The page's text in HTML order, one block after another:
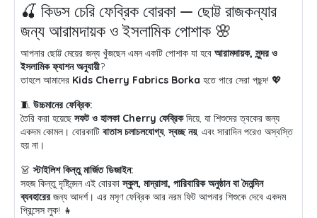
🍒 কিডস চেরি ফেব্রিক বোরকা — ছোট্ট রাজকন্যার
জন্য আরামদায়ক ও ইসলামিক পোশাক 🌸
আপনার ছোট্ট মেয়ের জন্য খুঁজছেন এমন একটি পোশাক যা হবে আরামদায়ক, সুন্দর ও
ইসলামিক ফ্যাশন অনুযায়ী?
তাহলে আমাদের Kids Cherry Fabrics Borka হতে পারে সেরা পছন্দ! 💖
🧵 উচ্চমানের ফেব্রিক:
তৈরি করা হয়েছে সফট ও হালকা Cherry ফেব্রিকদিয়ে, যা শিশুদের ত্বকের জন্য
একদম কোমল। বোরকাটি বাতাস চলাচলযোগ্য,স্বচ্ছ নয়, এবং সারাদিন পরেও অস্বস্তি
হয় না।
👗স্টাইলিশ কিন্তু মার্জিত ডিজাইন:
সহজ কিন্তু দৃষ্টিনন্দন এই বোরকাস্কুল, মাদ্রাসা, পারিবারিক অনুষ্ঠান বা দৈনন্দিন
ব্যবহারের জন্য আদর্শ। এর মসৃণ ফেব্রিক আর নরম ফিট আপনার শিশুকে দেবে একদম
প্রিন্সেস লুক! 👧